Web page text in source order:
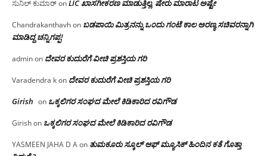
ಸುನಿಲ್ ಕುಮಾರ್onLIC ಖಾಸಗೀಕರಣ ಮಾಡುತ್ತಿಲ್ಲ, ಷೇರು ಮಾರಾಟ ಅಷ್ಟೇ
Chandrakanthavhon ಬಡಪಾಯಿ ಮಿತ್ರನನ್ನು ಒಂದು ಗಂಟೆ ಕಾಲ ಅರಣ್ಯ ಸಚಿವರನ್ನಾಗಿ
ಮಾಡಿದ್ದ ಚನ್ನಿಗಪ್ಪ!
adminon ದೇವರ ಕುದುರೆಗೆ ವೀಚಿ ಪ್ರಶಸ್ತಿಯ ಗರಿ
Varadendra kon ದೇವರ ಕುದುರೆಗೆ ವೀಚಿ ಪ್ರಶಸ್ತಿಯ ಗರಿ
Girish on ಒಕ್ಕಲಿಗರ ಸಂಘದ ಮೇಲೆ ಕಿಡಿಕಾರಿದ ರವಿಗೌಡ
Girishon ಒಕ್ಕಲಿಗರ ಸಂಘದ ಮೇಲೆ ಕಿಡಿಕಾರಿದ ರವಿಗೌಡ
YASMEEN JAHA D Aon ತುಮಕೂರು ಸ್ಕೂಲ್ ಆಫ್ ಮ್ಯೂಸಿಕ್ ಹಿಂದಿನ ಕತೆ ಗೊತ್ತಾ